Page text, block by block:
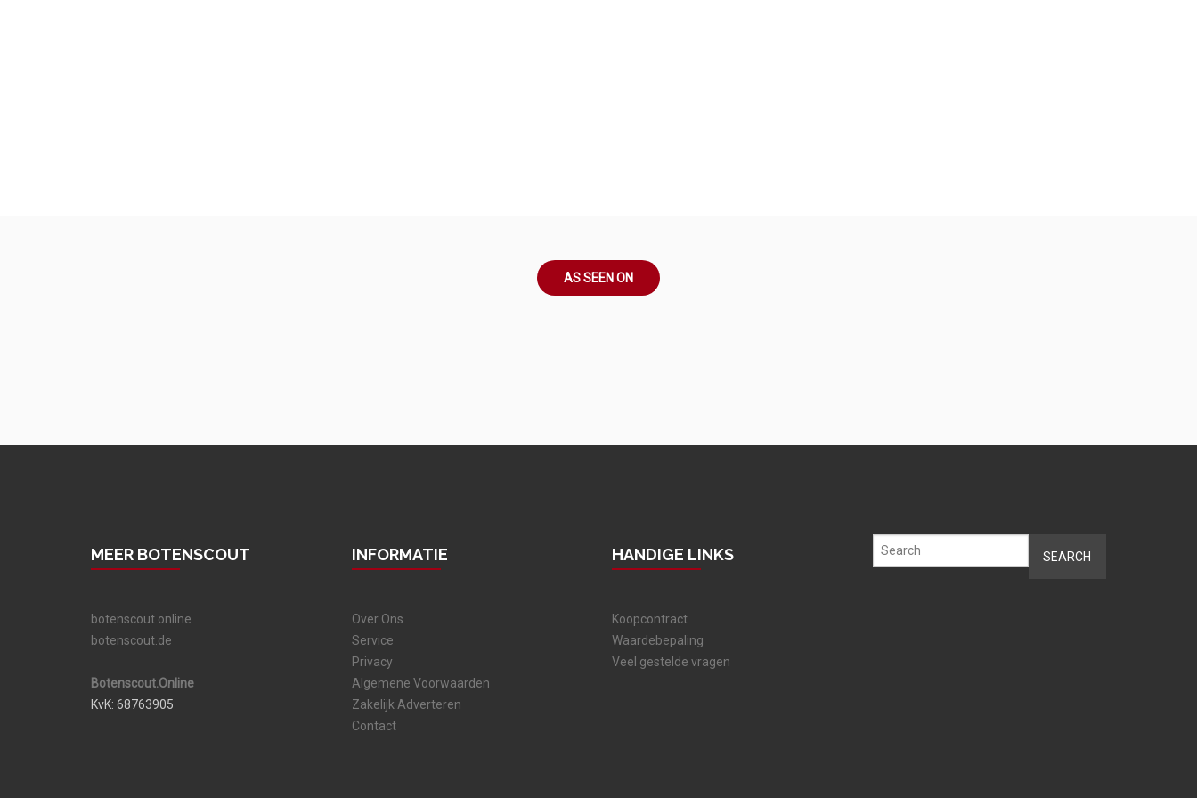
AS SEEN ON
MEER BOTENSCOUT
botenscout.online
botenscout.de
Botenscout.Online
KvK: 68763905
INFORMATIE
Over Ons
Service
Privacy
Algemene Voorwaarden
Zakelijk Adverteren
Contact
HANDIGE LINKS
Koopcontract
Waardebepaling
Veel gestelde vragen